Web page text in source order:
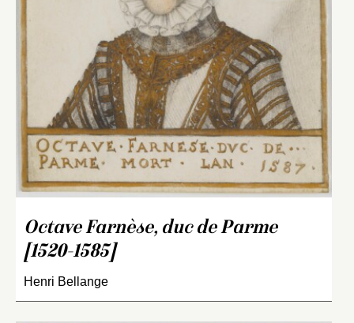
Octave Farnèse, duc de Parme
[1520-1585]
Henri Bellange